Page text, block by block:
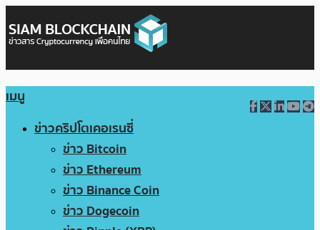
เมนู
ข่าวคริปโตเคอเรนซี่
ข่าว Bitcoin
ข่าว Ethereum
ข่าว Binance Coin
ข่าว Dogecoin